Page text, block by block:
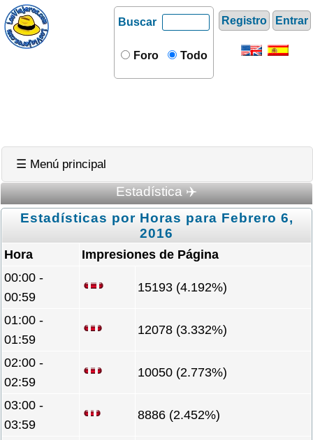
Registro Entrar
Buscar
Foro Todo
☰ Menú principal
Estadística ✈️
Estadísticas por Horas para Febrero 6,
2016
Hora
Impresiones de Página
00:00 -
00:59
15193 (4.192%)
01:00 -
01:59
12078 (3.332%)
02:00 -
02:59
10050 (2.773%)
03:00 -
03:59
8886 (2.452%)